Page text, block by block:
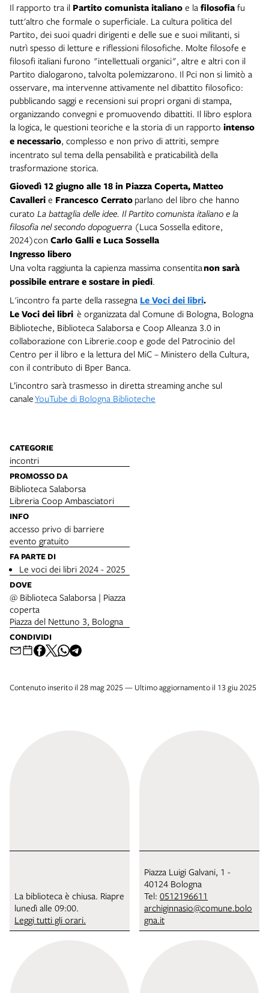
Il rapporto tra il Partito comunista italiano e la filosofia fu
tutt'altro che formale o superficiale. La cultura politica del
Partito, dei suoi quadri dirigenti e delle sue e suoi militanti, si
nutrì spesso di letture e riflessioni filosofiche. Molte filosofe e
filosofi italiani furono "intellettuali organici", altre e altri con il
Partito dialogarono, talvolta polemizzarono. Il Pci non si limitò a
osservare, ma intervenne attivamente nel dibattito filosofico:
pubblicando saggi e recensioni sui propri organi di stampa,
organizzando convegni e promuovendo dibattiti. Il libro esplora
la logica, le questioni teoriche e la storia di un rapporto intenso
e necessario, complesso e non privo di attriti, sempre
incentrato sul tema della pensabilità e praticabilità della
trasformazione storica.
Giovedì 12 giugnoalle 18 in Piazza Coperta,Matteo
Cavalleri e Francesco Cerrato parlano del libro che hanno
curato La battaglia delle idee. Il Partito comunista italiano e la
filosofia nel secondo dopoguerra (Luca Sossella editore,
2024)con Carlo Galli e Luca Sossella
Ingresso libero
Una volta raggiunta la capienza massima consentitanon sarà
possibile entrare e sostare in piedi.
L'incontro fa parte della rassegna Le Voci dei libri.
Le Voci dei libri è organizzata dal Comune di Bologna, Bologna
Biblioteche, Biblioteca Salaborsa e Coop Alleanza 3.0 in
collaborazione con Librerie.coop e gode del Patrocinio del
Centro per il libro e la lettura del MiC – Ministero della Cultura,
con il contributo di Bper Banca.
L’incontro sarà trasmesso in diretta streaming anche sul
canaleYouTube di Bologna Biblioteche
CATEGORIE
incontri
PROMOSSO DA
Biblioteca Salaborsa
Libreria Coop Ambasciatori
INFO
accesso privo di barriere
evento gratuito
FA PARTE DI
Le voci dei libri 2024 - 2025
DOVE
@ Biblioteca Salaborsa | Piazza
coperta
Piazza del Nettuno 3, Bologna
CONDIVIDI
Contenuto inserito il 28 mag 2025 — Ultimo aggiornamento il 13 giu 2025
La biblioteca è chiusa. Riapre
lunedì alle 09:00.
Leggi tutti gli orari.
Piazza Luigi Galvani, 1 -
40124 Bologna
Tel: 0512196611
archiginnasio@comune.bolo
gna.it